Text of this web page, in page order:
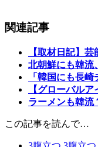
関連記事
【取材日記】
北朝鮮にも韓流
「韓国にも長
【グローバル
ラーメンも韓
この記事を読んで…